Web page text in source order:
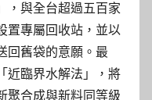
，與全台超過五百家
置專屬回收站，並以
回舊袋的意願。最
近臨界水解法」，將
聚合成與新料同等級